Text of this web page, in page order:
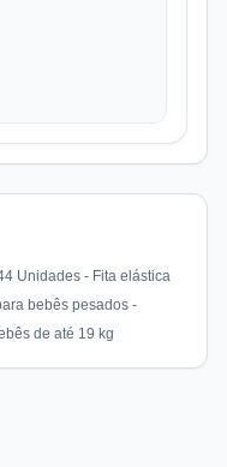
Unidades - Fita elástica
bebês pesados -
de até 19 kg